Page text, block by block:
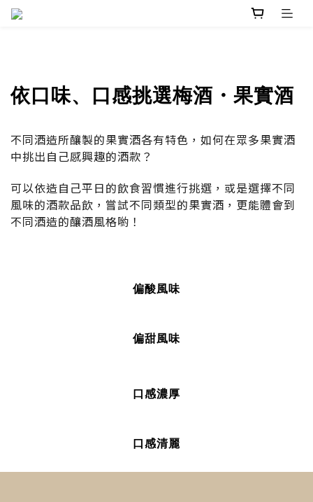
依口味、口感挑選梅酒・果實酒
不同酒造所釀製的果實酒各有特色，如何在眾多果實酒
中挑出自己感興趣的酒款？
可以依造自己平日的飲食習慣進行挑選，或是選擇不同
風味的酒款品飲，嘗試不同類型的果實酒，更能體會到
不同酒造的釀酒風格喲！
偏酸風味
偏甜風味
口感濃厚
口感清麗